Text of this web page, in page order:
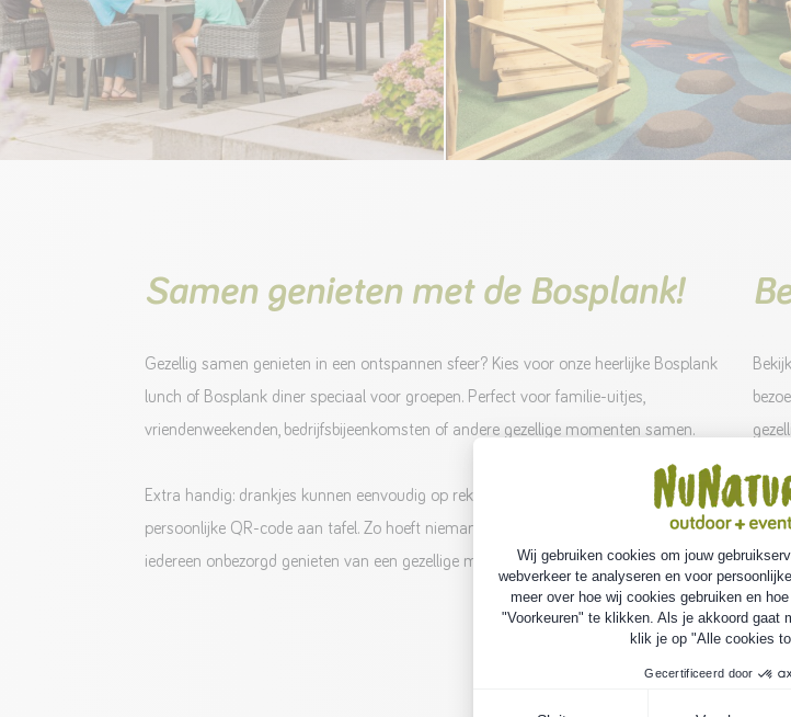
Samen genieten met de Bosplank!
Gezellig samen genieten in een ontspannen sfeer? Kies voor onze heerlijke Bosplank
lunch of Bosplank diner speciaal voor groepen. Perfect voor familie-uitjes,
vriendenweekenden, bedrijfsbijeenkomsten of andere gezellige momenten samen.
Extra handig: drankjes kunnen eenvoudig op rekening besteld worden via een
persoonlijke QR-code aan tafel. Zo hoeft niemand steeds apart af te rekenen en kan
iedereen onbezorgd genieten van een gezellige middag of avond.